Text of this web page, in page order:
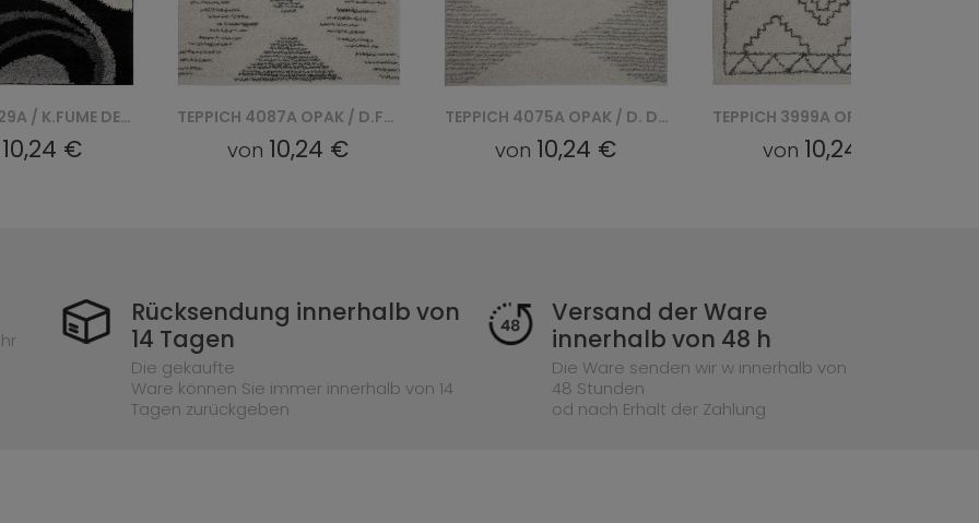
TEPPICH 4087A OPAK / D.FUME DELHI SFE
10,24 €
TEPPICH 4075A OPAK / D. DELHI SFE - SREBRNY
von 10,24 €
TEPPICH 3999A OPAK / D.FUME DELHI SFE
von 10,24 € von 10,24 €
Rücksendung innerhalb von
14 Tagen
Die gekaufte
Ware können Sie immer innerhalb von 14
Tagen zurückgeben
Versand der Ware
innerhalb von 48 h
Die Ware senden wir w innerhalb von
48 Stunden
od nach Erhalt der Zahlung